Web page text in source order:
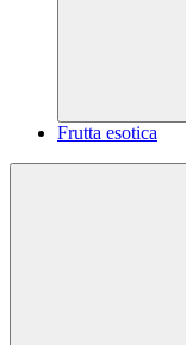
Frutta esotica